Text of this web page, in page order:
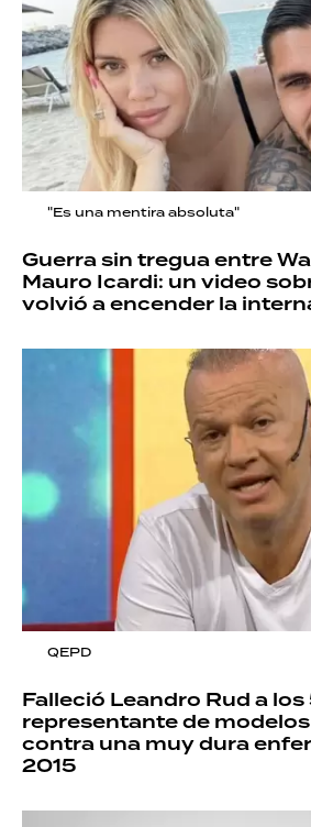
"Es una mentira absoluta"
Guerra sin tregua entre
Mauro Icardi: un video
volvió a encender la
QEPD
Falleció Leandro Rud a los
representante de
contra una muy dura
2015